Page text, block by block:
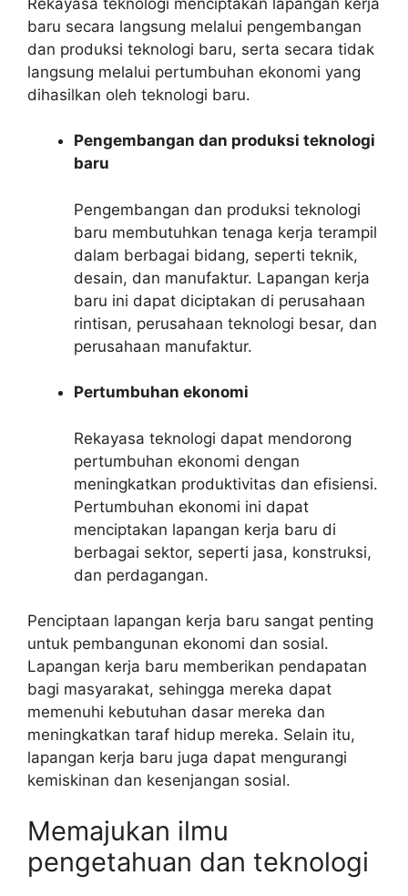
baru secara langsung melalui pengembangan
dan produksi teknologi baru, serta secara tidak
langsung melalui pertumbuhan ekonomi yang
dihasilkan oleh teknologi baru.
Pengembangan dan produksi teknologi
baru
Pengembangan dan produksi teknologi
baru membutuhkan tenaga kerja terampil
dalam berbagai bidang, seperti teknik,
desain, dan manufaktur. Lapangan kerja
baru ini dapat diciptakan di perusahaan
rintisan, perusahaan teknologi besar, dan
perusahaan manufaktur.
Pertumbuhan ekonomi
Rekayasa teknologi dapat mendorong
pertumbuhan ekonomi dengan
meningkatkan produktivitas dan efisiensi.
Pertumbuhan ekonomi ini dapat
menciptakan lapangan kerja baru di
berbagai sektor, seperti jasa, konstruksi,
dan perdagangan.
Penciptaan lapangan kerja baru sangat penting
untuk pembangunan ekonomi dan sosial.
Lapangan kerja baru memberikan pendapatan
bagi masyarakat, sehingga mereka dapat
memenuhi kebutuhan dasar mereka dan
meningkatkan taraf hidup mereka. Selain itu,
lapangan kerja baru juga dapat mengurangi
kemiskinan dan kesenjangan sosial.
Memajukan ilmu
pengetahuan dan teknologi